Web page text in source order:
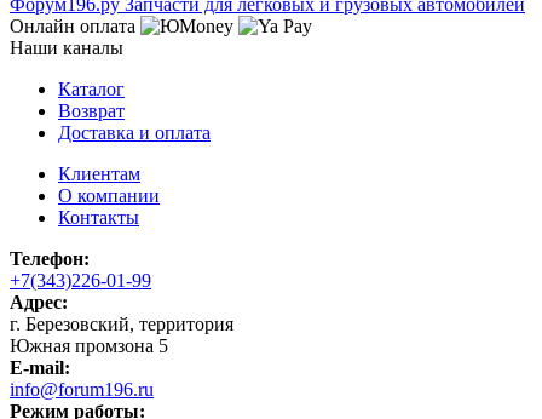
Онлайн оплата
Наши каналы
Каталог
Возврат
Доставка и оплата
Клиентам
О компании
Контакты
Телефон:
+7(343)226-01-99
Адрес:
г. Березовский, территория
Южная промзона 5
E-mail:
info@forum196.ru
Режим работы: